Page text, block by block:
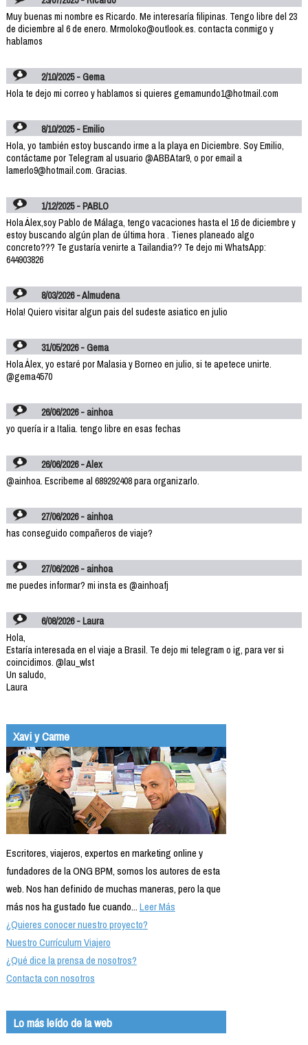
Muy buenas mi nombre es Ricardo. Me interesaría filipinas. Tengo libre del 23
de diciembre al 6 de enero. Mrmoloko@outlook.es. contacta conmigo y
hablamos
2/10/2025 - Gema
Hola te dejo mi correo y hablamos si quieres gemamundo1@hotmail.com
8/10/2025 - Emilio
Hola, yo también estoy buscando irme a la playa en Diciembre. Soy Emilio,
contáctame por Telegram al usuario @ABBAtar9, o por email a
lamerlo9@hotmail.com. Gracias.
1/12/2025 - PABLO
Hola Álex,soy Pablo de Málaga, tengo vacaciones hasta el 16 de diciembre y
estoy buscando algún plan de última hora . Tienes planeado algo
concreto??? Te gustaría venirte a Tailandia?? Te dejo mi WhatsApp:
644903826
8/03/2026 - Almudena
Hola! Quiero visitar algun pais del sudeste asiatico en julio
31/05/2026 - Gema
Hola Álex, yo estaré por Malasia y Borneo en julio, si te apetece unirte.
@gema4570
26/06/2026 - ainhoa
yo quería ir a Italia. tengo libre en esas fechas
26/06/2026 - Alex
@ainhoa. Escribeme al 689292408 para organizarlo.
27/06/2026 - ainhoa
has conseguido compañeros de viaje?
27/06/2026 - ainhoa
me puedes informar? mi insta es @ainhoafj
6/08/2026 - Laura
Hola,
Estaría interesada en el viaje a Brasil. Te dejo mi telegram o ig, para ver si
coincidimos. @lau_wlst
Un saludo,
Laura
Xavi y Carme
Escritores, viajeros, expertos en marketing online y
fundadores de la ONG BPM, somos los autores de esta
web. Nos han definido de muchas maneras, pero la que
más nos ha gustado fue cuando...Leer Más
¿Quieres conocer nuestro proyecto?
Nuestro Currículum Viajero
¿Qué dice la prensa de nosotros?
Contacta con nosotros
Lo más leído de la web